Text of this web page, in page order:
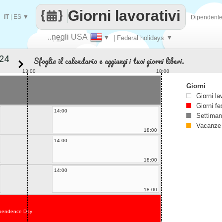
Fai
..negli USA ▼ | Federal holidays ▼
Giorni lavorativi
IT| ES ▼
Sfoglia il calendario e aggiungi i tuoi giorni liberi.
13:00 18:00
14:00
18:00
14:00
18:00
14:00
18:00
Day
Giorni
Giorni
Giorni
Vacanze